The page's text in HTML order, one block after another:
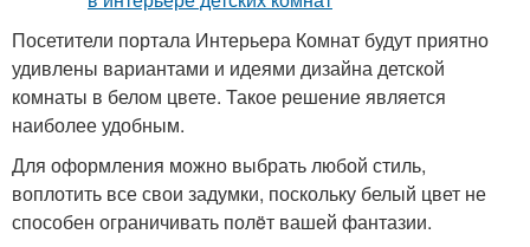
Посетители портала Интерьера Комнат будут приятно
удивлены вариантами и идеями дизайна детской
комнаты в белом цвете. Такое решение является
наиболее удобным.
Для оформления можно выбрать любой стиль,
воплотить все свои задумки, поскольку белый цвет не
способен ограничивать полëт вашей фантазии.